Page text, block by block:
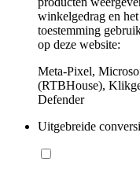
winkelgedrag en
toestemming
op deze website:
Meta-Pixel,
(RTBHouse),
Defender
Uitgebreide